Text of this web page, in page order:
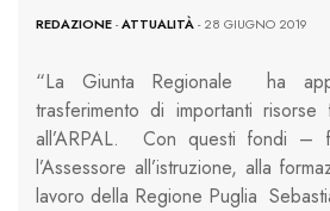
REDAZIONE-ATTUALITÀ- 28 GIUGNO 2019
“La Giunta Regionale ha
trasferimento di importanti risorse
all’ARPAL. Con questi fondi –
l’Assessore all’istruzione, alla
lavoro della Regione Puglia